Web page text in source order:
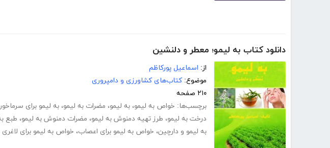
دانلود کتاب به لیمو؛ معطر و دلنشین
از: اسماعیل پورکاظم
موضوع: کتاب‌های کشاورزی و دامپروری
۲۱۰ صفحه
برچسب‌ها: خواص به لیمو، به لیمو، مضرات به لیمو، به لیمو برای
درخت به لیمو، طرز تهیه دمنوش به لیمو، مضرات دمنوش به لیمو، طبع
به لیمو و دارچین، خواص به لیمو برای اعصاب، خواص به لیمو برای لاغری